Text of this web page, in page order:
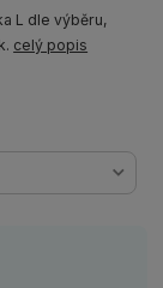
L dle výběru,
celý popis